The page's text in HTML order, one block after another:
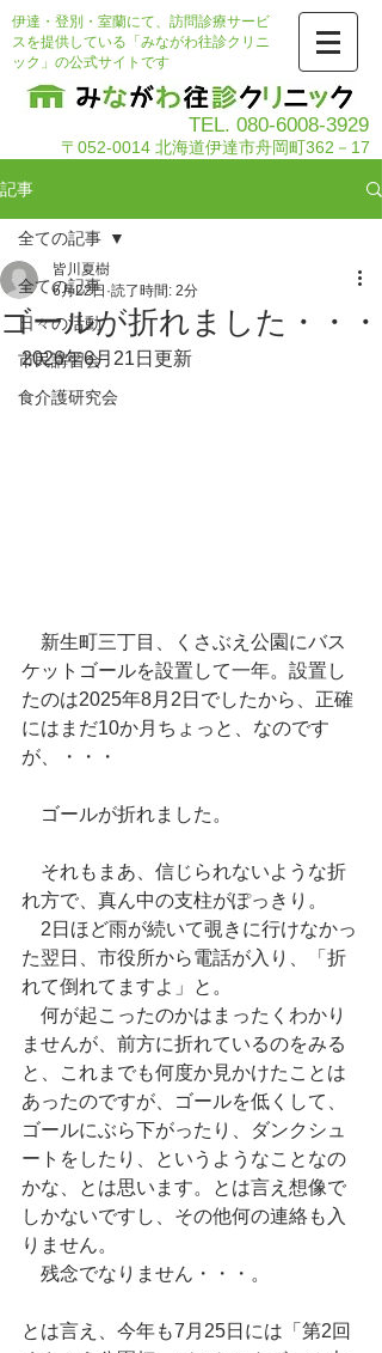
伊達・登別・室蘭にて、訪問診療サービ
スを提供している「みながわ往診クリニ
ック」の公式サイトです
TEL. 080-6008-3929
〒052-0014 北海道伊達市舟岡町362－17
記事
全ての記事
日々の活動
市民講習会
食介護研究会
全ての記事
ゴールが折れました・・・
皆川夏樹
6月22日 読了時間: 2分
2026年6月21日更新
新生町三丁目、くさぶえ公園にバス
ケットゴールを設置して一年。設置し
たのは2025年8月2日でしたから、正確
にはまだ10か月ちょっと、なのです
が、・・・
ゴールが折れました。
それもまあ、信じられないような折
れ方で、真ん中の支柱がぽっきり。
2日ほど雨が続いて覗きに行けなかっ
た翌日、市役所から電話が入り、「折
れて倒れてますよ」と。
何が起こったのかはまったくわかり
ませんが、前方に折れているのをみる
と、これまでも何度か見かけたことは
あったのですが、ゴールを低くして、
ゴールにぶら下がったり、ダンクシュ
ートをしたり、というようなことなの
かな、とは思います。とは言え想像で
しかないですし、その他何の連絡も入
りません。
残念でなりません・・・。
とは言え、今年も7月25日には「第2回